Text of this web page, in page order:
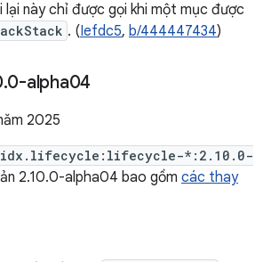
lại này chỉ được gọi khi một mục được
. (Iefdc5, b/444447434)
.0-alpha04
2025
*:2.10.0-
2.10.0-alpha04 bao gồm các thay